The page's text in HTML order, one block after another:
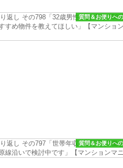
質問＆お便りへ
質問＆お便りへ